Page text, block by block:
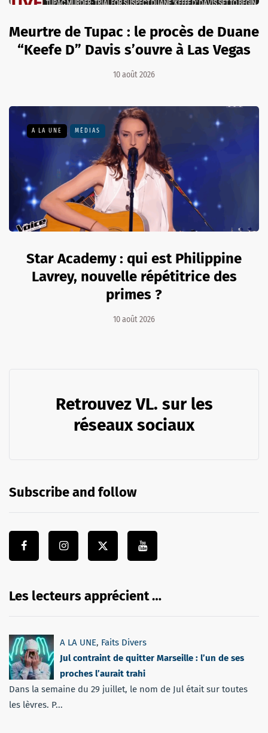
Meurtre de Tupac : le procès de Duane
“Keefe D” Davis s’ouvre à Las Vegas
10 août 2026
A LA UNE MÉDIAS
Star Academy : qui est Philippine
Lavrey, nouvelle répétitrice des
primes ?
10 août 2026
Retrouvez VL. sur les
réseaux sociaux
Subscribe and follow
Les lecteurs apprécient …
A LA UNE, Faits Divers
Jul contraint de quitter Marseille : l’un de ses
proches l’aurait trahi
Dans la semaine du 29 juillet, le nom de Jul était sur toutes
les lèvres. P...